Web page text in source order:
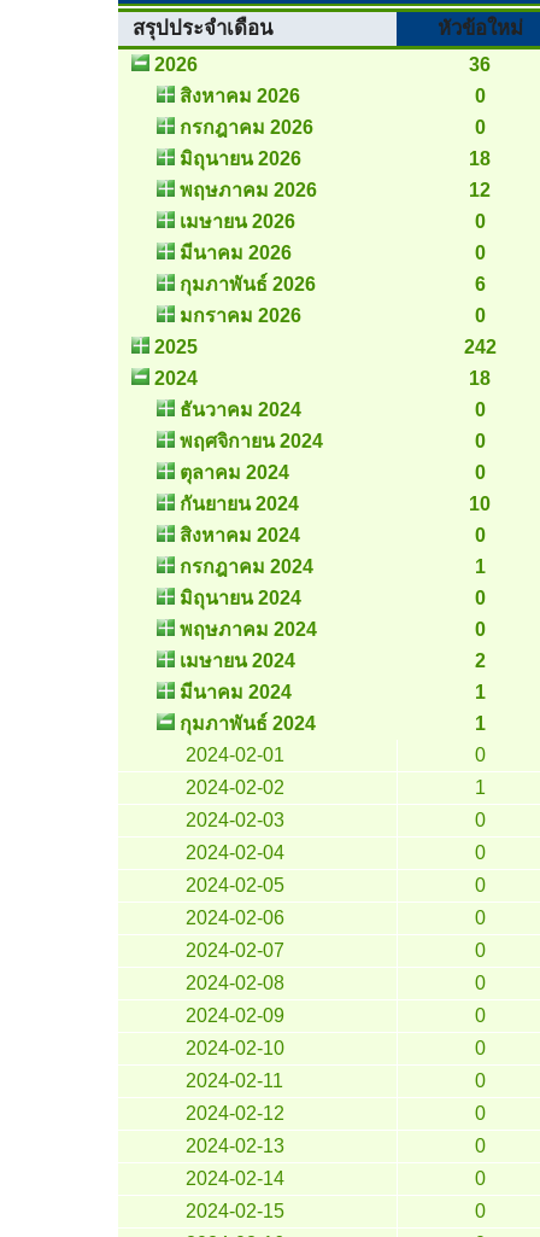
สรุปประจำเดือน หัวข้อใหม่
2026
36
สิงหาคม 2026
0
กรกฎาคม 2026
0
มิถุนายน 2026
18
พฤษภาคม 2026
12
เมษายน 2026
0
มีนาคม 2026
0
กุมภาพันธ์ 2026
6
มกราคม 2026
0
2025
242
2024
18
ธันวาคม 2024
0
พฤศจิกายน 2024
0
ตุลาคม 2024
0
กันยายน 2024
10
สิงหาคม 2024
0
กรกฎาคม 2024
1
มิถุนายน 2024
0
พฤษภาคม 2024
0
เมษายน 2024
2
มีนาคม 2024
1
กุมภาพันธ์ 2024
1
2024-02-01
0
2024-02-02
1
2024-02-03
0
2024-02-04
0
2024-02-05
0
2024-02-06
0
2024-02-07
0
2024-02-08
0
2024-02-09
0
2024-02-10
0
2024-02-11
0
2024-02-12
0
2024-02-13
0
2024-02-14
0
2024-02-15
0